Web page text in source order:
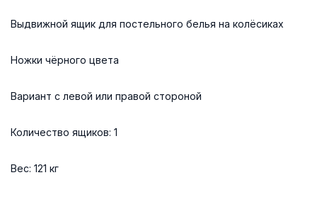
Выдвижной ящик для постельного белья на колёсиках
Ножки чёрного цвета
Вариант с левой или правой стороной
Количество ящиков: 1
Вес: 121 кг